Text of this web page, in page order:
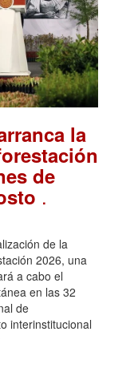
la
de
.
de la
2026, una
a cabo el
en las 32
de
interinstitucional